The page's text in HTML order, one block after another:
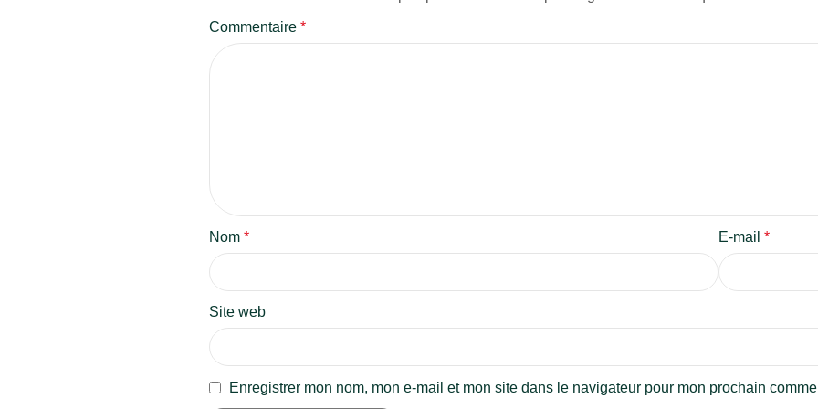
Commentaire *
Nom * E-mail *
Site web
Enregistrer mon nom, mon e-mail et mon site dans le navigateur pour mon prochain